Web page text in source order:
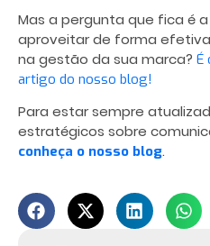
Mas a pergunta que fica é
aproveitar de forma
na gestão da sua marca? É
artigo do nosso blog!
Para estar sempre
estratégicos sobre
conheça o nosso blog.